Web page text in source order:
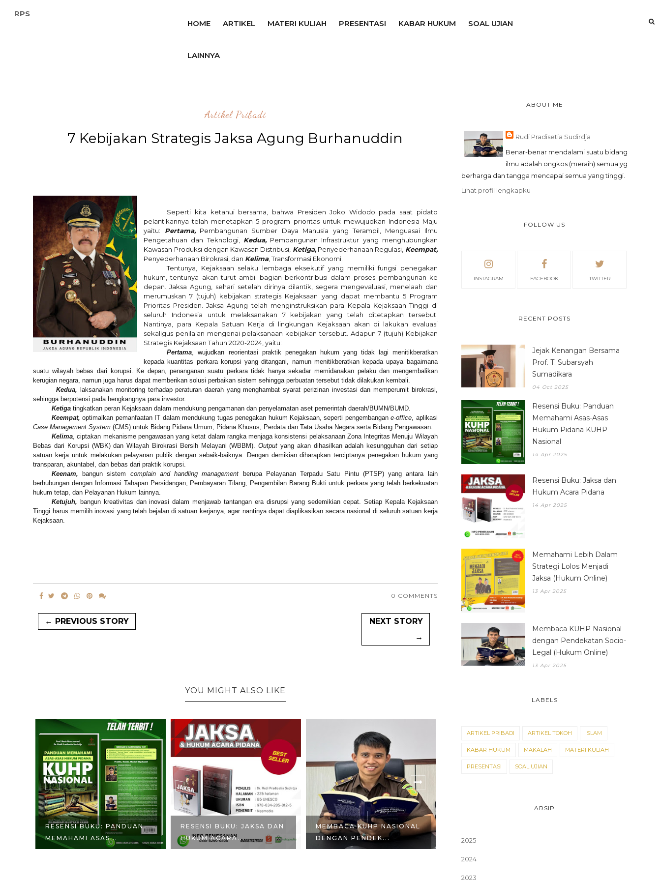
RPS
HOME
ARTIKEL MATERI KULIAH PRESENTASI KABAR HUKUM SOAL UJIAN
LAINNYA
Artikel Pribadi
7 Kebijakan Strategis Jaksa Agung Burhanuddin
Seperti kita ketahui bersama, bahwa Presiden Joko Widodo pada saat pidato
pelantikannya telah menetapkan 5 program prioritas untuk mewujudkan Indonesia Maju
yaitu: Pertama,Pembangunan Sumber Daya Manusia yang Terampil, Menguasai Ilmu
Pengetahuan dan Teknologi, Kedua,Pembangunan Infrastruktur yang menghubungkan
Kawasan Produksi dengan Kawasan Distribusi, Ketiga,Penyederhanaan Regulasi, Keempat,
Penyederhanaan Birokrasi, dan Kelima, Transformasi Ekonomi.
Tentunya, Kejaksaan selaku lembaga eksekutif yang memiliki fungsi penegakan
hukum, tentunya akan turut ambil bagian berkontribusi dalam proses pembangunan ke
depan.Jaksa Agung, sehari setelah dirinya dilantik, segera mengevaluasi, menelaah dan
merumuskan 7 (tujuh) kebijakan strategis Kejaksaan yang dapat membantu 5 Program
Prioritas Presiden. Jaksa Agung telah menginstruksikan para Kepala Kejaksaan Tinggi di
seluruh Indonesia untuk melaksanakan 7 kebijakan yang telah ditetapkan tersebut.
Nantinya para Kepala Satuan Kerja di lingkungan Kejaksaan akan di lakukan evaluasi
sekaligus penilaian mengenai pelaksanaan kebijakan tersebut. Adapun 7 (tujuh) Kebijakan
Strategis Kejaksaan Tahun 2020-2024, yaitu:
Pertama, wujudkan reorientasi praktik penegakan hukum yang tidak lagi menitikberatkan
kepada kuantitas perkara korupsi yang ditangani, namun menitikberatkan kepada upaya bagaimana
suatu wilayah bebas dari korupsi. Ke depan, penanganan suatu perkara tidak hanya sekadar memidanakan pelaku dan mengembalikan
kerugian negara, namun juga harus dapat memberikan solusi perbaikan sistem sehingga perbuatan tersebut tidak dilakukan kembali.
Kedua,
laksanakan monitoring terhadap peraturan daerah yang menghambat syarat perizinan investasi dan memperumit birokrasi,
sehingga berpotensi pada hengkangnya para investor.
Ketiga tingkatkan peran Kejaksaan dalam mendukung pengamanan dan penyelamatan aset pemerintah daerah/BUMN/BUMD.
Keempat,optimalkan pemanfaatan IT dalam mendukung tugas penegakan hukum Kejaksaan, seperti pengembangane-office, aplikasi
Case Management System (CMS) untuk Bidang Pidana Umum, Pidana Khusus, Perdata dan Tata Usaha Negara serta Bidang Pengawasan.
Kelima,ciptakan mekanisme pengawasan yang ketat dalam rangka menjaga konsistensi pelaksanaan Zona Integritas Menuju Wilayah
Bebas dari Korupsi (WBK) dan Wilayah Birokrasi Bersih Melayani (WBBM).Output yang akan dihasilkan adalah kesungguhan dari setiap
satuan kerja untuk melakukan pelayanan publik dengan sebaik-baiknya. Dengan demikian diharapkan terciptanya penegakan hukum yang
transparan, akuntabel, dan bebas dari praktik korupsi.
Keenam,
bangun sistem complain and handling management berupa Pelayanan Terpadu Satu Pintu (PTSP) yang antara lain
berhubungan dengan Informasi TahapanPersidangan, Pembayaran Tilang, Pengambilan Barang Bukti untuk perkara yang telah berkekuatan
hukum tetap, dan Pelayanan Hukum lainnya.
Ketujuh, bangunkreativitas dan inovasi dalam menjawab tantangan era disrupsi yang sedemikian cepat.Setiap Kepala Kejaksaan
Tinggi harus memilih inovasi yang telah bejalan di satuan kerjanya, agar nantinyadapat diaplikasikan secara nasional di seluruh satuan kerja
Kejaksaan.
0 COMMENTS
← PREVIOUS STORY
NEXT STORY
→
YOU MIGHT ALSO LIKE
RESENSI BUKU: PANDUAN
MEMAHAMI ASAS...
RESENSI BUKU: JAKSA DAN
HUKUM ACARA...
MEMBACA KUHP NASIONAL
DENGAN PENDEK...
AJARAN DUALISTIS ...
ABOUT ME
Rudi Pradisetia Sudirdja
Benar-benar mendalami suatu bidang
ilmu adalah ongkos (meraih) semua yg
berharga dan tangga mencapai semua yang tinggi.
Lihat profil lengkapku
FOLLOW US
INSTAGRAM FACEBOOK TWITTER
RECENT POSTS
Jejak Kenangan Bersama
Prof. T. Subarsyah
Sumadikara
04 Oct 2025
Resensi Buku: Panduan
Memahami Asas-Asas
Hukum Pidana KUHP
Nasional
14 Apr 2025
Resensi Buku: Jaksa dan
Hukum Acara Pidana
14 Apr 2025
Memahami Lebih Dalam
Strategi Lolos Menjadi
Jaksa (Hukum Online)
13 Apr 2025
Membaca KUHP Nasional
dengan Pendekatan Socio-
Legal (Hukum Online)
13 Apr 2025
LABELS
ARTIKEL PRIBADI ARTIKEL TOKOH ISLAM
KABAR HUKUM MAKALAH MATERI KULIAH
PRESENTASI SOAL UJIAN
ARSIP
2025
2024
2023